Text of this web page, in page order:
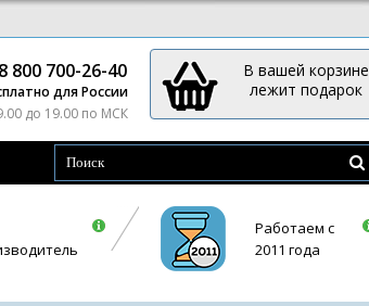
8 800 700-26-40
для России
до 19.00 по МСК
В вашей корзине
лежит подарок
Работаем с
2011 года